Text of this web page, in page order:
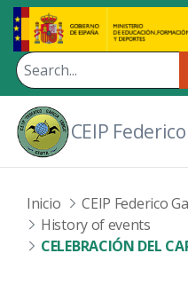
Skip to Main Content
CEIP
Inicio CEIP Federico
History of events
CELEBRACIÓN DEL